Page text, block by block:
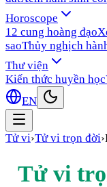
Horoscope
12 cung hoàng đạo
saoThủy nghịch
Thư viện
Kiến thức huyền học
EN
Tử vi›Tử vi trọn đời›
Tử vi